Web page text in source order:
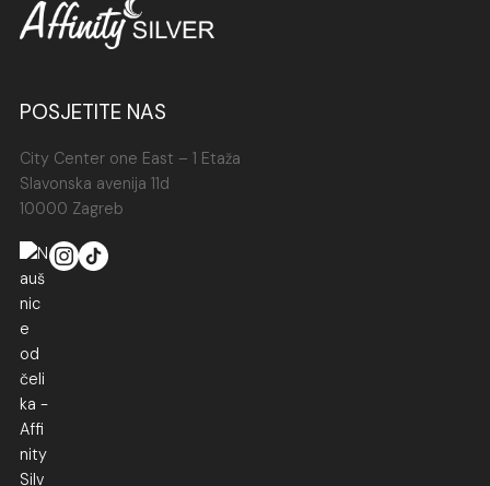
POSJETITE NAS
City Center one East – 1 Etaža
Slavonska avenija 11d
10000 Zagreb